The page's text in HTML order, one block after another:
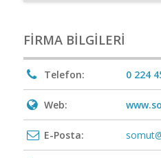
FIRMA BILGILERI
Telefon: 0 224
Web:
E-Posta: